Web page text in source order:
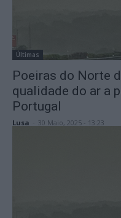
Últimas
Poeiras do Norte
qualidade do ar a
Portugal
Lusa 30 Maio, 2025 - 13:23